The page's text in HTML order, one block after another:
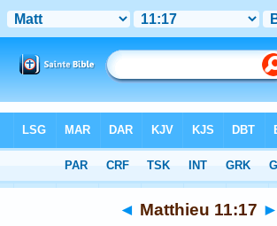
Chapitre 11> Verset 17
◄ Matthieu 11:17 ►